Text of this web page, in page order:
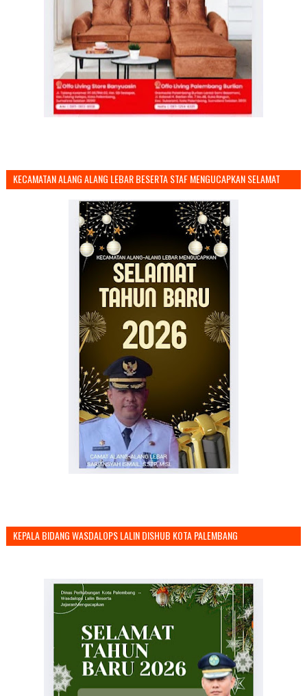
KECAMATAN ALANG ALANG LEBAR BESERTA STAF MENGUCAPKAN SELAMAT
KEPALA BIDANG WASDALOPS LALIN DISHUB KOTA PALEMBANG